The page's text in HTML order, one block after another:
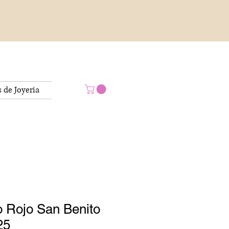
de Joyeria
Rojo San Benito